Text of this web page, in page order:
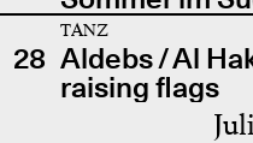
28
TANZ
Aldebs / Al
raising flags